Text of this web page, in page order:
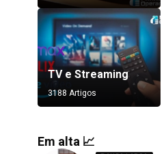
TV e Streaming
3188 Artigos
Em alta 📈